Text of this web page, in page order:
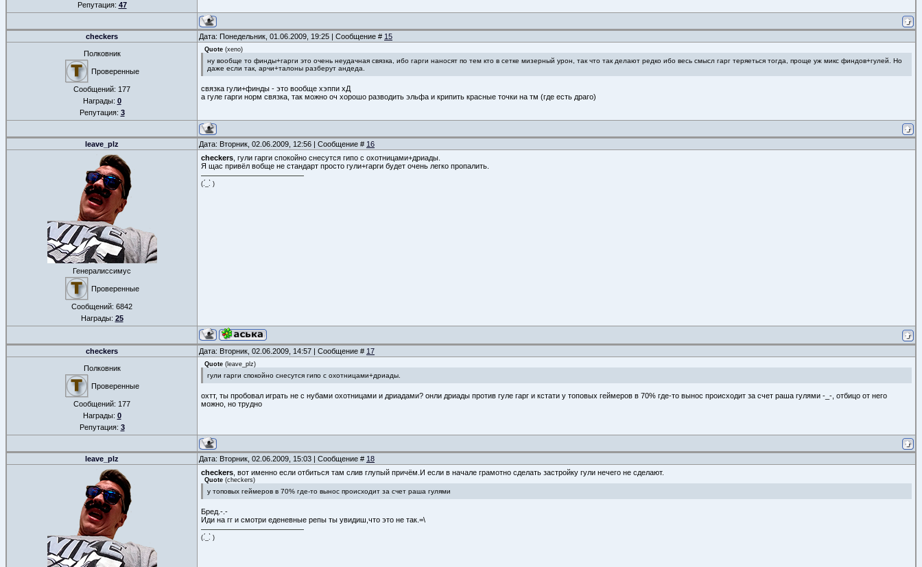
Репутация: 47
checkers Дата: Понедельник, 01.06.2009, 19:25 | Сообщение # 15
Полковник
Проверенные
Сообщений: 177
Награды: 0
Репутация: 3
Quote (xeno)
ну вообще то финды+гарги это очень неудачная связка, ибо гарги наносят по тем кто в сетке мизерный урон, так что так делают редко ибо весь смысл гарг теряеться тогда, проще уж микс финдов+гулей. Но
даже если так, арчи+талоны разберут андеда.
связка гули+финды - это вообще хэппи хД
а гуле гарги норм связка, так можно оч хорошо разводить эльфа и крипить красные точки на тм (где есть драго)
leave_plz Дата: Вторник, 02.06.2009, 12:56 | Сообщение # 16
Генералиссимус
Проверенные
Сообщений: 6842
Награды: 25
checkers , гули гарги спокойно снесутся гипо с охотницами+дриады.
Я щас привёл вобще не стандарт просто гули+гарги будет очень легко пропалить.
(.́_.̀ )
checkers Дата: Вторник, 02.06.2009, 14:57 | Сообщение # 17
Полковник
Проверенные
Сообщений: 177
Награды: 0
Репутация: 3
Quote ( leave_plz)
гули гарги спокойно снесутся гипо с охотницами+дриады.
охтт, ты пробовал играть не с нубами охотницами и дриадами? онли дриады против гуле гарг и кстати у топовых геймеров в 70% где-то вынос происходит за счет раша гулями -_-, отбицо от него
можно, но трудно
leave_plz Дата: Вторник, 02.06.2009, 15:03 | Сообщение # 18
checkers , вот именно если отбиться там слив глупый причём.И если в начале грамотно сделать застройку гули нечего не сделают.
Quote (checkers)
у топовых геймеров в 70% где-то вынос происходит за счет раша гулями
Бред.-.-
Иди на гг и смотри еденевные репы ты увидиш,что это не так.=\
(.́_.̀ )